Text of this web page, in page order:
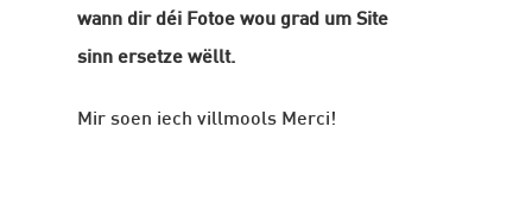
wann dir déi Fotoe wou grad um Site
sinn ersetze wëllt.
Mir soen iech villmools Merci!